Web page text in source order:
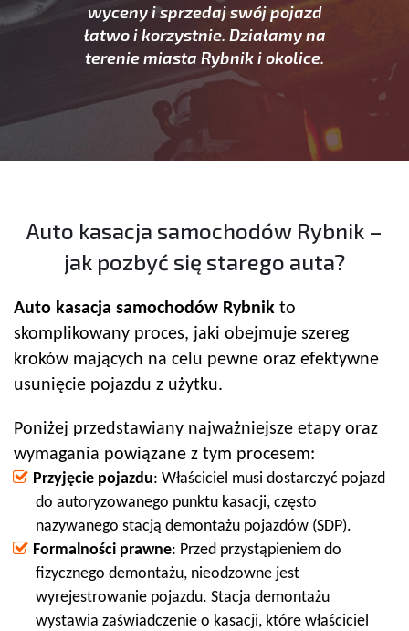
wyceny i sprzedaj swój pojazd
łatwo i korzystnie. Działamy na
terenie miasta Rybnik i okolice.
Auto kasacja samochodów Rybnik –
jak pozbyć się starego auta?
Auto kasacja samochodów Rybnik to
skomplikowany proces, jaki obejmuje szereg
kroków mających na celu pewne oraz efektywne
usunięcie pojazdu z użytku.
Poniżej przedstawiany najważniejsze etapy oraz
wymagania powiązane z tym procesem:
Przyjęcie pojazdu: Właściciel musi dostarczyć pojazd
do autoryzowanego punktu kasacji, często
nazywanego stacją demontażu pojazdów (SDP).
Formalności prawne: Przed przystąpieniem do
fizycznego demontażu, nieodzowne jest
wyrejestrowanie pojazdu. Stacja demontażu
wystawia zaświadczenie o kasacji, które właściciel